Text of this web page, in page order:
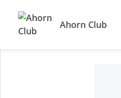
Ahorn Club